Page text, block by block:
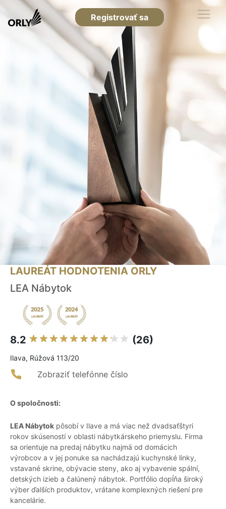
Registrovať sa
LAUREÁT HODNOTENIA ORLY
LEA Nábytok
8.2 (26)
Ilava, Rúžová 113/20
Zobraziť telefónne číslo
O spoločnosti:
LEA Nábytok pôsobí v Ilave a má viac než dvadsaťštyri
rokov skúseností v oblasti nábytkárskeho priemyslu. Firma
sa orientuje na predaj nábytku najmä od domácich
výrobcov a v jej ponuke sa nachádzajú kuchynské linky,
vstavané skrine, obývacie steny, ako aj vybavenie spální,
detských izieb a čalúnený nábytok. Portfólio dopĺňa široký
výber ďalších produktov, vrátane komplexných riešení pre
kancelárie.